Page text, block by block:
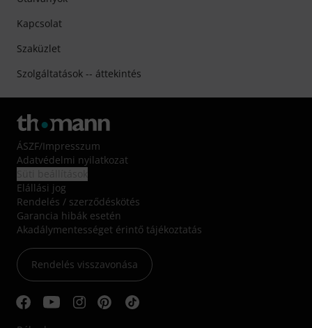
Kapcsolat
Szaküzlet
Szolgáltatások -- áttekintés
ÁSZF/Impresszum
Adatvédelmi nyilatkozat
Elállási jog
Rendelés / szerződéskötés
Garancia hibák esetén
Akadálymentességet érintő tájékoztatás
Rendelés visszavonása